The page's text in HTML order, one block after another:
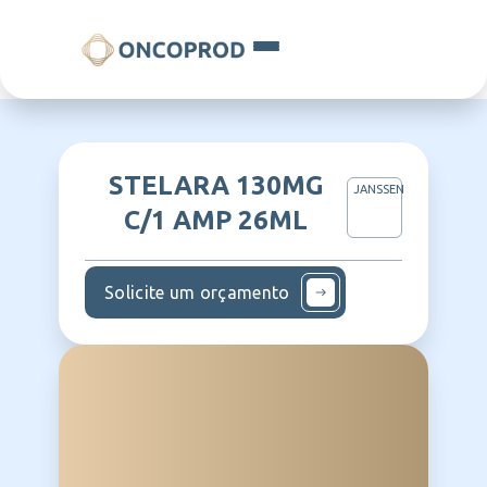
STELARA 130MG
C/1 AMP 26ML
JANSSEN
Solicite um orçamento